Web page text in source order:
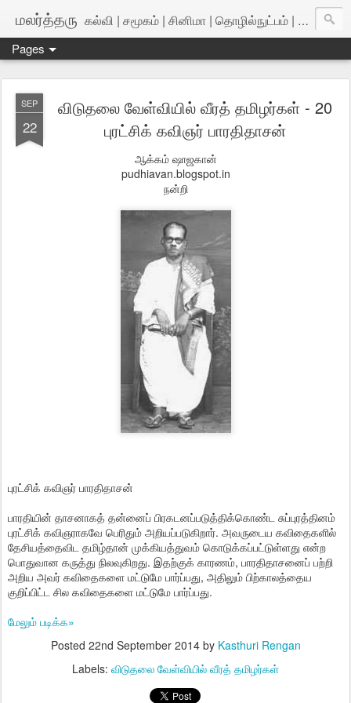
மலர்த்தரு கல்வி | சமூகம் | சினிமா | தொழில்நுட்பம் | அறிவியல்
Pages
SEP
22
விடுதலை வேள்வியில் வீரத் தமிழர்கள் - 20
புரட்சிக் கவிஞர் பாரதிதாசன்
ஆக்கம் ஷாஜகான்
pudhiavan.blogspot.in
நன்றி
புரட்சிக் கவிஞர் பாரதிதாசன்
பாரதியின் தாசனாகத் தன்னைப் பிரகடனப்படுத்திக்கொண்ட சுப்புரத்தினம்
புரட்சிக் கவிஞராகவே பெரிதும் அறியப்படுகிறார். அவருடைய கவிதைகளில்
தேசியத்தைவிட தமிழ்தான் முக்கியத்துவம் கொடுக்கப்பட்டுள்ளது என்ற
பொதுவான கருத்து நிலவுகிறது. இதற்குக் காரணம், பாரதிதாசனைப் பற்றி
அறிய அவர் கவிதைகளை மட்டுமே பார்ப்பது, அதிலும் பிற்காலத்தைய
குறிப்பிட்ட சில கவிதைகளை மட்டுமே பார்ப்பது.
மேலும் படிக்க»
Posted 22nd September 2014by Kasthuri Rengan
Labels: விடுதலை வேள்வியில் வீரத் தமிழர்கள்